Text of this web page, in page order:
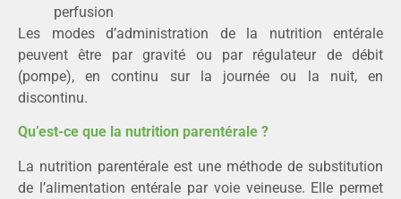
perfusion
Les modes d’administration de la nutrition entérale
peuvent être par gravité ou par régulateur de débit
(pompe), en continu sur la journée ou la nuit, en
discontinu.
Qu’est-ce que la nutrition parentérale ?
La nutrition parentérale est une méthode de substitution
de l’alimentation entérale par voie veineuse. Elle permet